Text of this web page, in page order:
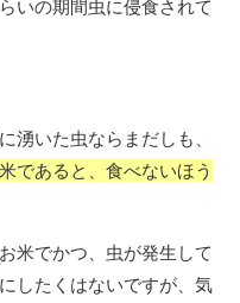
いの期間虫に侵食されて
湧いた虫ならまだしも、
であると、食べないほう
米でかつ、虫が発生して
したくはないですが、気